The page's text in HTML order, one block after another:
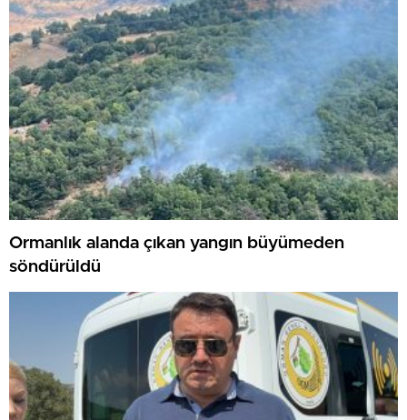
Ormanlık alanda çıkan yangın büyümeden
söndürüldü